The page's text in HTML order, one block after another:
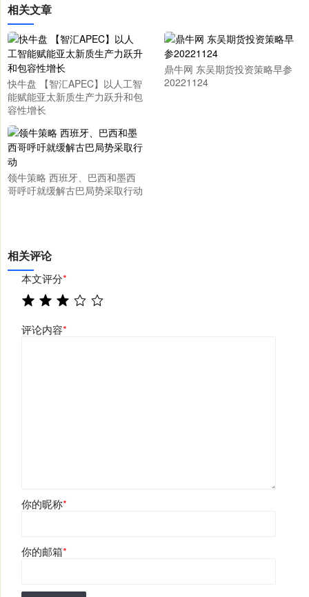
相关文章
快牛盘 【智汇APEC】以人工智
能赋能亚太新质生产力跃升和包
容性增长
鼎牛网 东吴期货投资策略早参
20221124
领牛策略 西班牙、巴西和墨西
哥呼吁就缓解古巴局势采取行动
相关评论
本文评分*
评论内容*
你的昵称*
你的邮箱*